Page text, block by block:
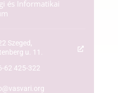
és Informatikai
Szeged,
u. 11.
62 425-322